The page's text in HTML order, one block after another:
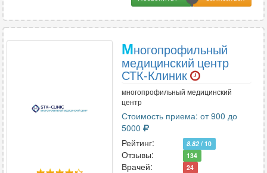
Многопрофильный
медицинский центр
СТК-Клиник
многопрофильный медицинский
центр
Стоимость приема: от 900 до
5000
Рейтинг:
8.82 / 10
Отзывы: 134
Врачей: 24